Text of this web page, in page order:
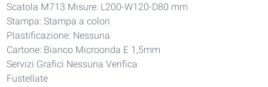
Scatola M713 Misure: L200-W120-D80 mm
Stampa: Stampa a colori
Plastificazione: Nessuna
Cartone: Bianco Microonda E 1,5mm
Servizi Grafici Nessuna Verifica
Fustellate